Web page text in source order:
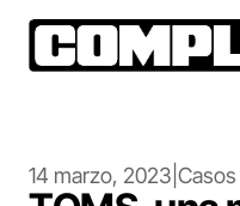
14 marzo, 2023